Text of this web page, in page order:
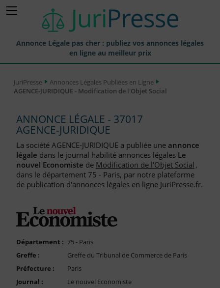
Annonce Légale pas cher : publiez vos annonces légales
en ligne au meilleur prix
Annonces Légales Publiées
Journaux Habilités (JAL) Annonces Légales
Départements pour la Publication d'Annonces Légales
Liste des Greffes
Liste des CCI
FAQ
Nous Contacter
Compte PRO
JuriPresse
Annonces Légales Publiées en Ligne
AGENCE-JURIDIQUE - Modification de l'Objet Social
ANNONCE LÉGALE - 37017
AGENCE-JURIDIQUE
La société AGENCE-JURIDIQUE a publiée une annonce
légale dans le journal habilité annonces légales Le
nouvel Economiste de Modification de l'Objet Social,
dans le département 75 - Paris, par notre plateforme
de publication d'annonces légales en ligne JuriPresse.fr.
Département : 75 - Paris
Greffe :
Greffe du Tribunal de Commerce de Paris
Préfecture :
Paris
Journal :
Le nouvel Economiste